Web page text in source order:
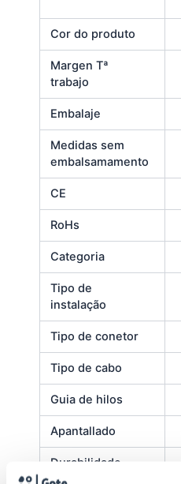
Cor do produto
Margen Tª
trabajo
Embalaje
Medidas sem
embalsamamento
CE
RoHs
Categoria
Tipo de
instalação
Tipo de conetor
Tipo de cabo
Guia de hilos
Apantallado
Durabilidade